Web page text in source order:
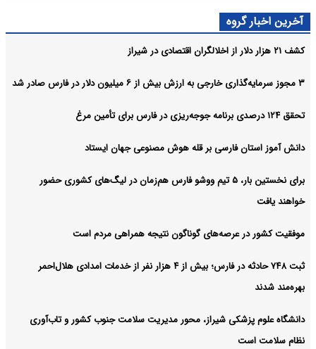
آخرین اخبار گروه
کشف ۲۱ هزار دلار از اخلالگران اقتصادی در شیراز
۳ مجوز سرمایه‌گذاری خارجی به ارزش بیش از ۶ میلیون دلار در فارس صادر شد
تحقق ۱۲۴ درصدی برنامه جوجه‌ریزی در فارس برای تأمین مرغ
دانش آموز استان فارسی بر قله هوش مصنوعی جهان ایستاد
برای نخستین‌ بار، ۵ تیم ووشو فارس هم‌زمان در لیگ‌های کشوری حضور
خواهند یافت
موفقیت کشور در عرصه‌های گوناگون نتیجه همراهی مردم است
ثبت ۷۴۸ حادثه در فارس؛ بیش از ۴ هزار نفر از خدمات امدادی هلال‌احمر
بهره‌مند شدند
دانشگاه علوم پزشکی شیراز، محور مدیریت سلامت جنوب کشور و تاب‌آوری
نظام سلامت است